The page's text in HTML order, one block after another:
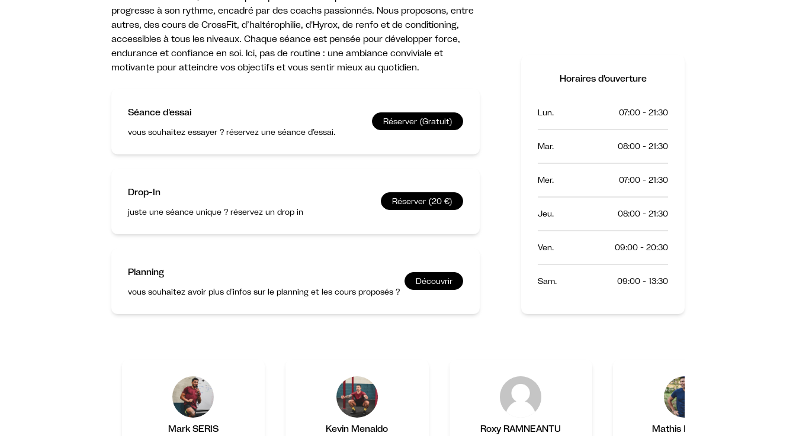
progresse à son rythme, encadré par des coachs passionnés. Nous proposons, entre
autres, des cours de CrossFit, d’haltérophilie, d'Hyrox, de renfo et de conditioning,
accessibles à tous les niveaux. Chaque séance est pensée pour développer force,
endurance et confiance en soi. Ici, pas de routine : une ambiance conviviale et
motivante pour atteindre vos objectifs et vous sentir mieux au quotidien.
Séance d'essai
vous souhaitez essayer ? réservez une séance d’essai.
Réserver (Gratuit)
Drop-In
juste une séance unique ? réservez un drop in
Réserver (20 €)
Planning
vous souhaitez avoir plus d’infos sur le planning et les cours proposés ?
Découvrir
Horaires d'ouverture
Lun. 07:00 - 21:30
Mar. 08:00 - 21:30
Mer. 07:00 - 21:30
Jeu. 08:00 - 21:30
Ven. 09:00 - 20:30
Sam. 09:00 - 13:30
Mark SERIS Kevin Menaldo Roxy RAMNEANTU Mathis Peyrard